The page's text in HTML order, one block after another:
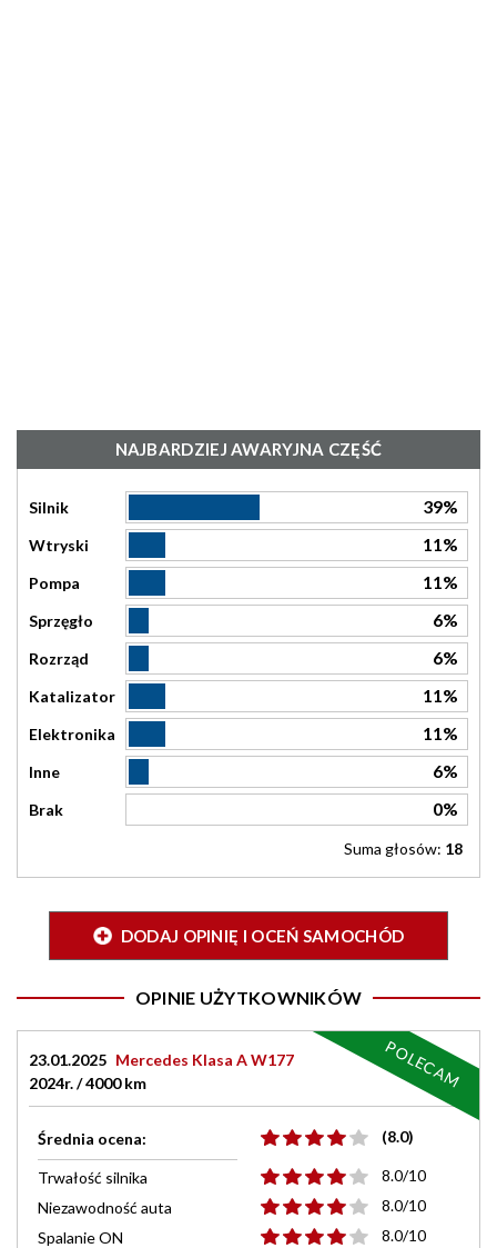
NAJBARDZIEJ AWARYJNA CZĘŚĆ
Silnik 39%
Wtryski 11%
Pompa 11%
Sprzęgło 6%
Rozrząd 6%
Katalizator 11%
Elektronika 11%
Inne 6%
Brak 0%
Suma głosów: 18
DODAJ OPINIĘ I OCEŃ SAMOCHÓD
OPINIE UŻYTKOWNIKÓW
23.01.2025 Mercedes Klasa A W177
2024r. / 4000 km
Średnia ocena: (8.0)
Trwałość silnika
8.0/10
Niezawodność auta
8.0/10
Spalanie ON
8.0/10
POLECAM